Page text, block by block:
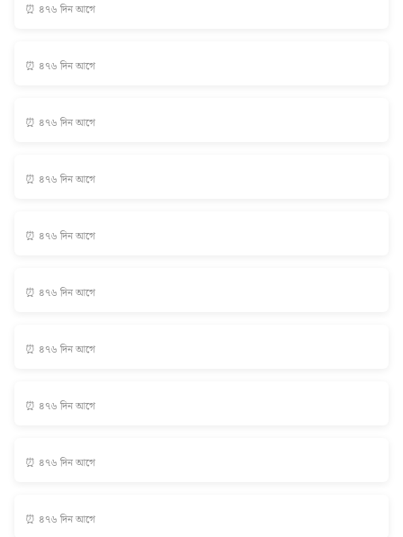
⏰ ৪৭৬ দিন আগে
⏰ ৪৭৬ দিন আগে
⏰ ৪৭৬ দিন আগে
⏰ ৪৭৬ দিন আগে
⏰ ৪৭৬ দিন আগে
⏰ ৪৭৬ দিন আগে
⏰ ৪৭৬ দিন আগে
⏰ ৪৭৬ দিন আগে
⏰ ৪৭৬ দিন আগে
⏰ ৪৭৬ দিন আগে